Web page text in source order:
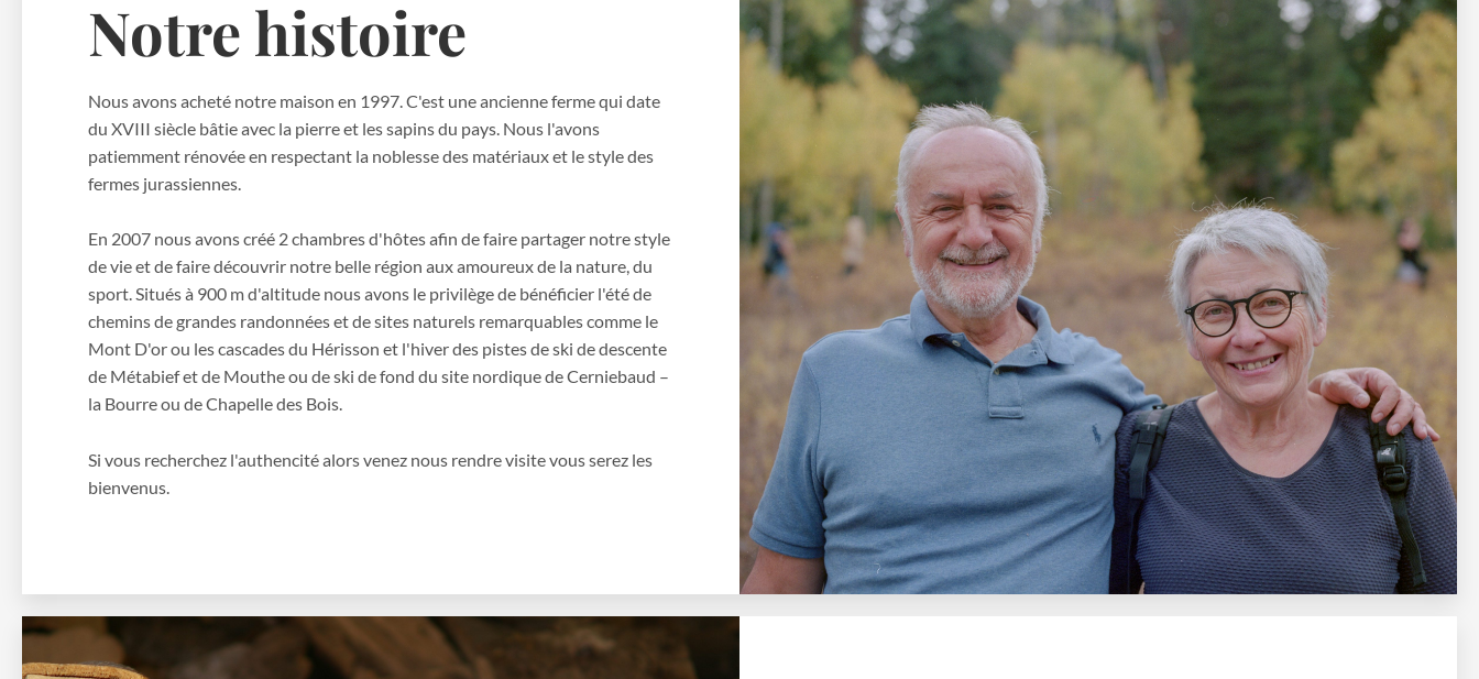
Notre histoire
Nous avons acheté notre maison en 1997. C'est une ancienne ferme qui date
du XVIII siècle bâtie avec la pierre et les sapins du pays. Nous l'avons
patiemment rénovée en respectant la noblesse des matériaux et le style des
fermes jurassiennes.
En 2007 nous avons créé 2 chambres d'hôtes afin de faire partager notre style
de vie et de faire découvrir notre belle région aux amoureux de la nature, du
sport. Situés à 900 m d'altitude nous avons le privilège de bénéficier l'été de
chemins de grandes randonnées et de sites naturels remarquables comme le
Mont D'or ou les cascades du Hérisson et l'hiver des pistes de ski de descente
de Métabief et de Mouthe ou de ski de fond du site nordique de Cerniebaud –
la Bourre ou de Chapelle des Bois.
Si vous recherchez l'authencité alors venez nous rendre visite vous serez les
bienvenus.